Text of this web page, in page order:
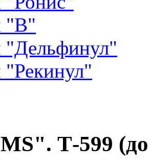
"В"
"Дельфинул"
Т-599 (до